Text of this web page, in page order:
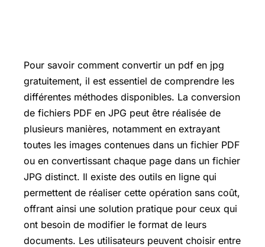
Pour savoir comment convertir un pdf en jpg
gratuitement, il est essentiel de comprendre les
différentes méthodes disponibles. La conversion
de fichiers PDF en JPG peut être réalisée de
plusieurs manières, notamment en extrayant
toutes les images contenues dans un fichier PDF
ou en convertissant chaque page dans un fichier
JPG distinct. Il existe des outils en ligne qui
permettent de réaliser cette opération sans coût,
offrant ainsi une solution pratique pour ceux qui
ont besoin de modifier le format de leurs
documents. Les utilisateurs peuvent choisir entre